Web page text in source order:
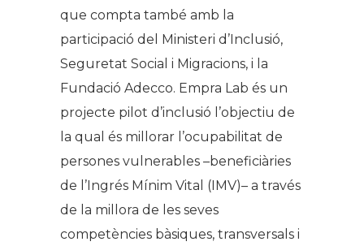
que compta també amb la
participació del Ministeri d’Inclusió,
Seguretat Social i Migracions, i la
Fundació Adecco. Empra Lab és un
projecte pilot d’inclusió l’objectiu de
la qual és millorar l’ocupabilitat de
persones vulnerables –beneficiàries
de l’Ingrés Mínim Vital (IMV)– a través
de la millora de les seves
competències bàsiques, transversals i